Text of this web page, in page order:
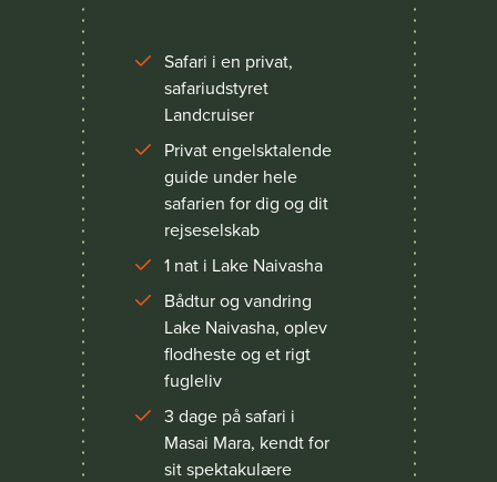
Safari i en privat,
safariudstyret
Landcruiser
Privat engelsktalende
guide under hele
safarien for dig og dit
rejseselskab
1 nat i Lake Naivasha
Bådtur og vandring
Lake Naivasha, oplev
flodheste og et rigt
fugleliv
3 dage på safari i
Masai Mara, kendt for
sit spektakulære